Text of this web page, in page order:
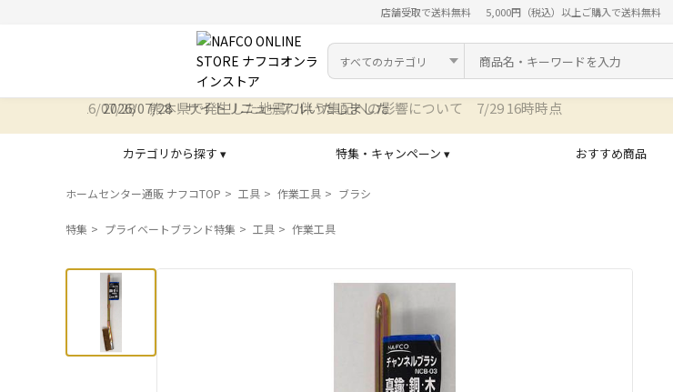
店舗受取で送料無料 5,000円（税込）以上ご購入で送料無料
カテゴリ
検索キーワード
2026/07/28 サイトリニューアルいたしました
カテゴリから探す ▾ 特集・キャンペーン ▾ おすすめ商品
ホームセンター通販 ナフコTOP 工具 作業工具 ブラシ
特集 プライベートブランド特集 工具 作業工具